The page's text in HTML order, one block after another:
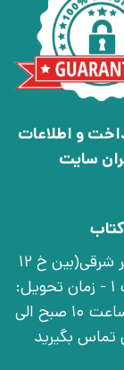
و اطلاعات
سایت
تهران، خ انقلاب، خ 12 فروردین، خ روانمهر شرقی(بین خ 12
فروردین و خ فخر رازی)، بن‌بست اوّل، پلاک 1 - زمان تحویل:
شنبه تا چهارشنبه به جز روزهای تعطیل از ساعت 10 صبح الی